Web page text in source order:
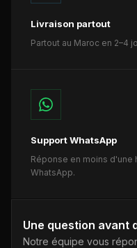
Livraison partout
Partout au Maroc en 2–4
Support WhatsApp
Réponse en moins d'une
WhatsApp.
Une question avant
Notre équipe vous